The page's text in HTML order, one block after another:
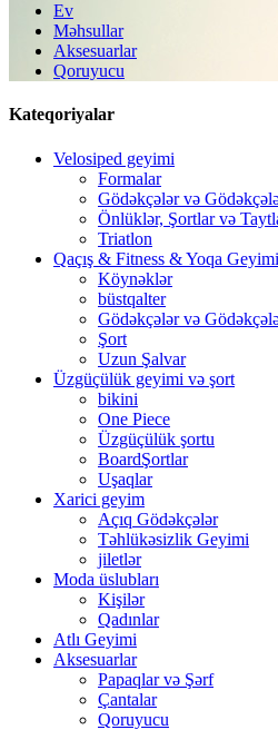
Ev
Məhsullar
Aksesuarlar
Qoruyucu
Kateqoriyalar
Velosiped geyimi
Formalar
Gödəkçələr və
Önlüklər, Şortlar və
Triatlon
Qaçış & Fitness & Yoqa Geyimi
Köynəklər
büstqalter
Gödəkçələr və
Şort
Uzun Şalvar
Üzgüçülük geyimi və şort
bikini
One Piece
Üzgüçülük şortu
BoardŞortlar
Uşaqlar
Xarici geyim
Açıq Gödəkçələr
Təhlükəsizlik Geyimi
jiletlər
Moda üslubları
Kişilər
Qadınlar
Atlı Geyimi
Aksesuarlar
Papaqlar və Şərf
Çantalar
Qoruyucu